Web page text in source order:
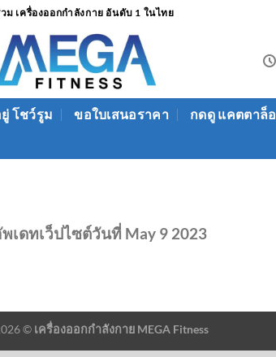
ม เครื่องออกกำลังกาย อันดับ 1 ในไทย
โชว์รูม ขอใบเสนอราคา กดดู แคตตาล็
เดทเว็ปไซต์วันที่ May 9 2023
© เครื่องออกกำลังกาย MEGA Fitness